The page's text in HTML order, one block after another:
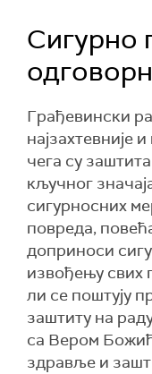
Сигурно
Грађевински
најзахтевније
чега су
кључног
сигурносних
повреда,
доприноси
извођењу свих
ли се поштују
заштиту на
са Вером
здравље и